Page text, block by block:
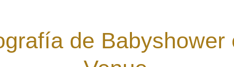
de Babyshower